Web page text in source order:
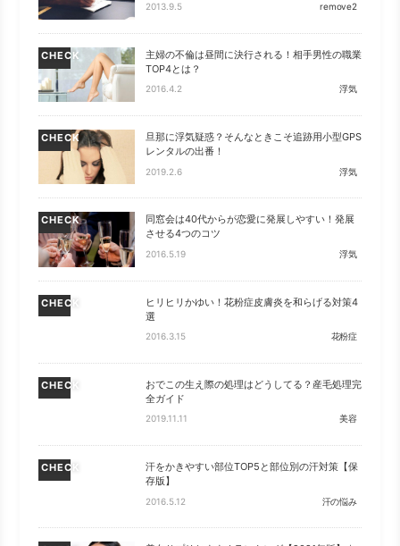
2013.9.5 remove2
CHECK
主婦の不倫は昼間に決行される！相手男性の職業
TOP4とは？
2016.4.2 浮気
CHECK
旦那に浮気疑惑？そんなときこそ追跡用小型GPS
レンタルの出番！
2019.2.6 浮気
CHECK
同窓会は40代からが恋愛に発展しやすい！発展
させる4つのコツ
2016.5.19 浮気
CHECK
ヒリヒリかゆい！花粉症皮膚炎を和らげる対策4
選
2016.3.15 花粉症
CHECK
おでこの生え際の処理はどうしてる？産毛処理完
全ガイド
2019.11.11 美容
CHECK
汗をかきやすい部位TOP5と部位別の汗対策【保
存版】
2016.5.12 汗の悩み